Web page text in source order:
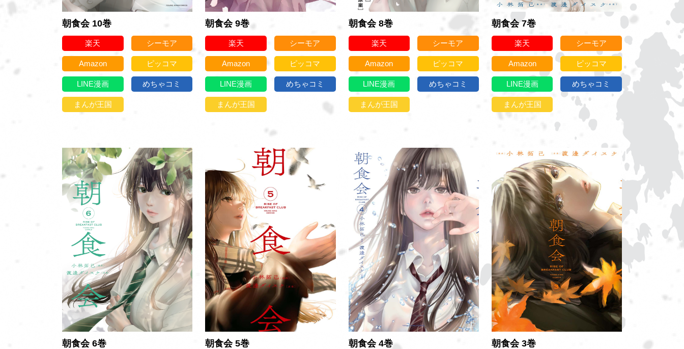
朝食会 10巻
楽天 シーモア
Amazon ピッコマ
LINE漫画 めちゃコミ
まんが王国
朝食会 9巻
楽天 シーモア
Amazon ピッコマ
LINE漫画 めちゃコミ
まんが王国
朝食会 8巻
楽天 シーモア
Amazon ピッコマ
LINE漫画 めちゃコミ
まんが王国
朝食会 7巻
楽天 シーモア
Amazon ピッコマ
LINE漫画 めちゃコミ
まんが王国
朝食会 6巻 朝食会 5巻 朝食会 4巻 朝食会 3巻